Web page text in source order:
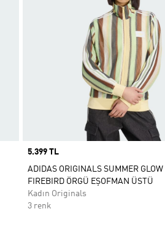
Price
5.399 TL
ADIDAS ORIGINALS SUMMER GLOW
FIREBIRD ÖRGÜ EŞOFMAN ÜSTÜ
Kadın Originals
3 renk